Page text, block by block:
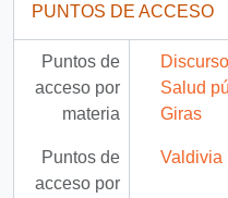
PUNTOS DE ACCESO
Puntos de
acceso por
materia
Salud
Giras
Puntos de
acceso por
Valdivia